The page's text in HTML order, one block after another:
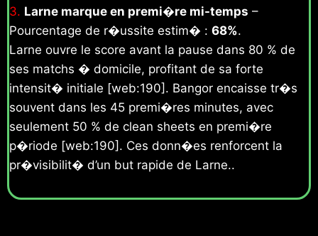
3. Larne marque en premi�re mi-temps –
Pourcentage de r�ussite estim� : 68%.
Larne ouvre le score avant la pause dans 80 % de
ses matchs � domicile, profitant de sa forte
intensit� initiale [web:190]. Bangor encaisse tr�s
souvent dans les 45 premi�res minutes, avec
seulement 50 % de clean sheets en premi�re
p�riode [web:190]. Ces donn�es renforcent la
pr�visibilit� d’un but rapide de Larne..